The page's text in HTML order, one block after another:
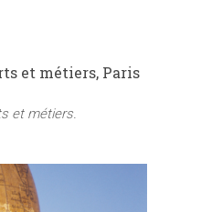
et métiers, Paris
et métiers.